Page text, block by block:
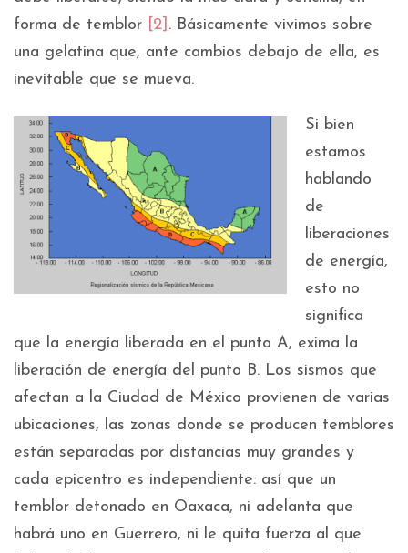
forma de temblor
[2] . Básicamente vivimos sobre
una gelatina que, ante cambios debajo de ella, es
inevitable que se mueva.
Si bien
estamos
hablando
de
liberaciones
de energía,
esto no
significa
que la energía liberada en el punto A, exima la
liberación de energía del punto B. Los sismos que
afectan a la Ciudad de México provienen de varias
ubicaciones, las zonas donde se producen temblores
están separadas por distancias muy grandes y
cada epicentro es independiente: así que un
temblor detonado en Oaxaca, ni adelanta que
habrá uno en Guerrero, ni le quita fuerza al que